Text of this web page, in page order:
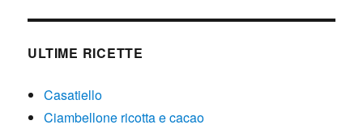
ULTIME RICETTE
Casatiello
Ciambellone ricotta e cacao